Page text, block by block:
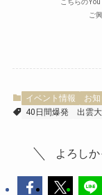
こちらの
ご
イベント情報
お
40日間爆発
出雲
よろし